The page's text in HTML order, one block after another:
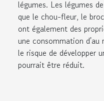
légumes. Les légumes
que le chou-fleur, le
ont également des
une consommation d'au
le risque de développer
pourrait être réduit.